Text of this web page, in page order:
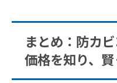
まとめ：防カ
価格を知り、